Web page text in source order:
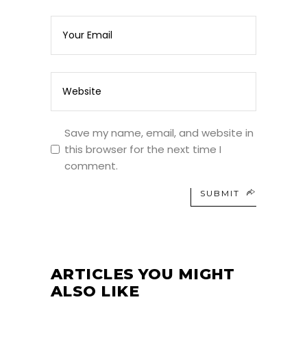
Save my name, email, and website in
this browser for the next time I
comment.
SUBMIT
ARTICLES YOU MIGHT
ALSO LIKE